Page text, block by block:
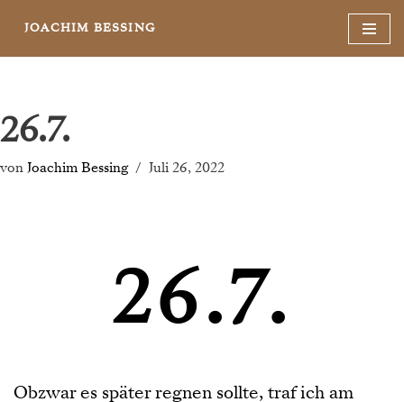
JOACHIM BESSING
26.7.
von Joachim Bessing Juli 26, 2022
26.7.
Obzwar es später regnen sollte, traf ich am